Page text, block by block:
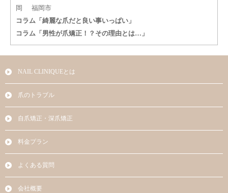
岡
福岡市
コラム「綺麗な爪だと良い事いっぱい」
コラム「男性が爪矯正！？その理由とは…」
NAIL CLINIQUEとは
爪のトラブル
自爪矯正・深爪矯正
料金プラン
よくある質問
会社概要